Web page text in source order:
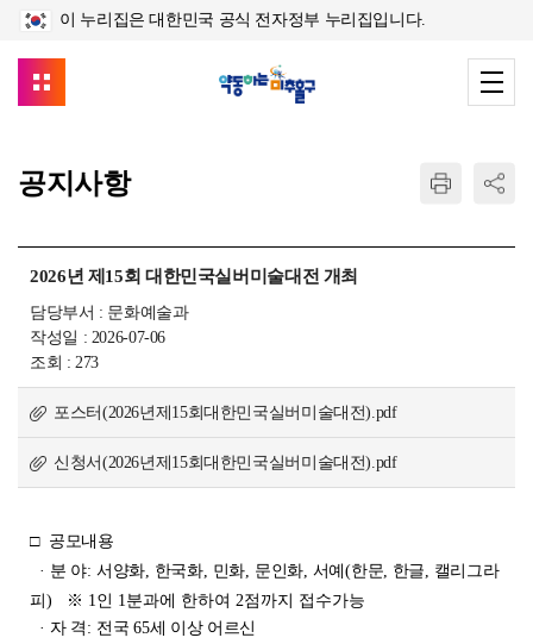
이 누리집은 대한민국 공식 전자정부 누리집입니다.
공지사항
2026년 제15회 대한민국실버미술대전 개최
담당부서 : 문화예술과
작성일 : 2026-07-06
조회 : 273
포스터(2026년제15회대한민국실버미술대전).pdf
신청서(2026년제15회대한민국실버미술대전).pdf
□ 공모내용
· 분 야: 서양화, 한국화, 민화, 문인화, 서예 (한문, 한글, 캘리그라
피 ) ※ 1인 1분과에 한하여 2점까지 접수가능
· 자 격 : 전국 65세 이상 어르신